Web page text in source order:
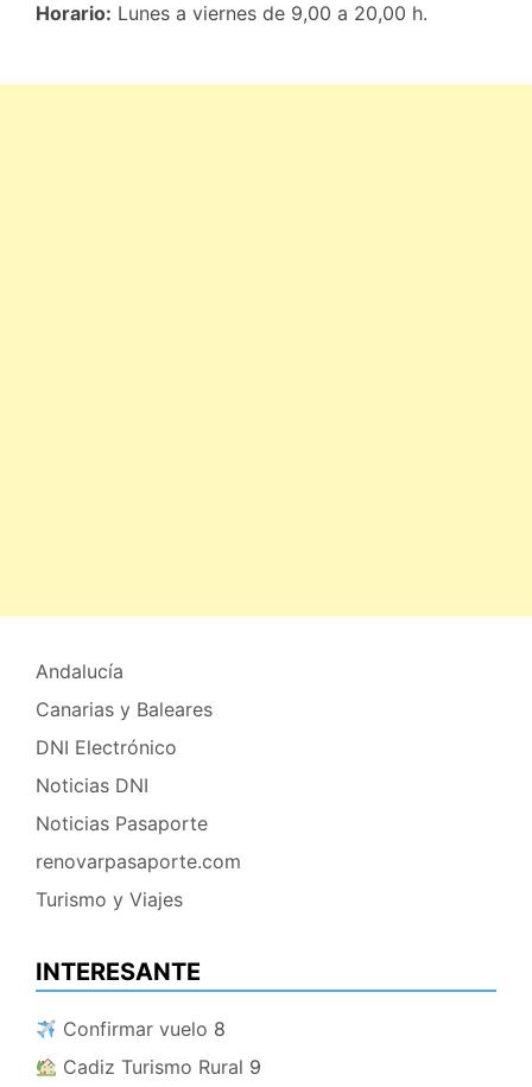
Horario: Lunes a viernes de 9,00 a 20,00 h.
Andalucía
Canarias y Baleares
DNI Electrónico
Noticias DNI
Noticias Pasaporte
renovarpasaporte.com
Turismo y Viajes
INTERESANTE
​ Confirmar vuelo 8
​ Cadiz Turismo Rural 9